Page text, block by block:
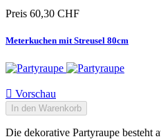
Preis 60,30 CHF
Meterkuchen mit Streusel 80cm
 Vorschau
In den Warenkorb
Die dekorative Partyraupe besteht